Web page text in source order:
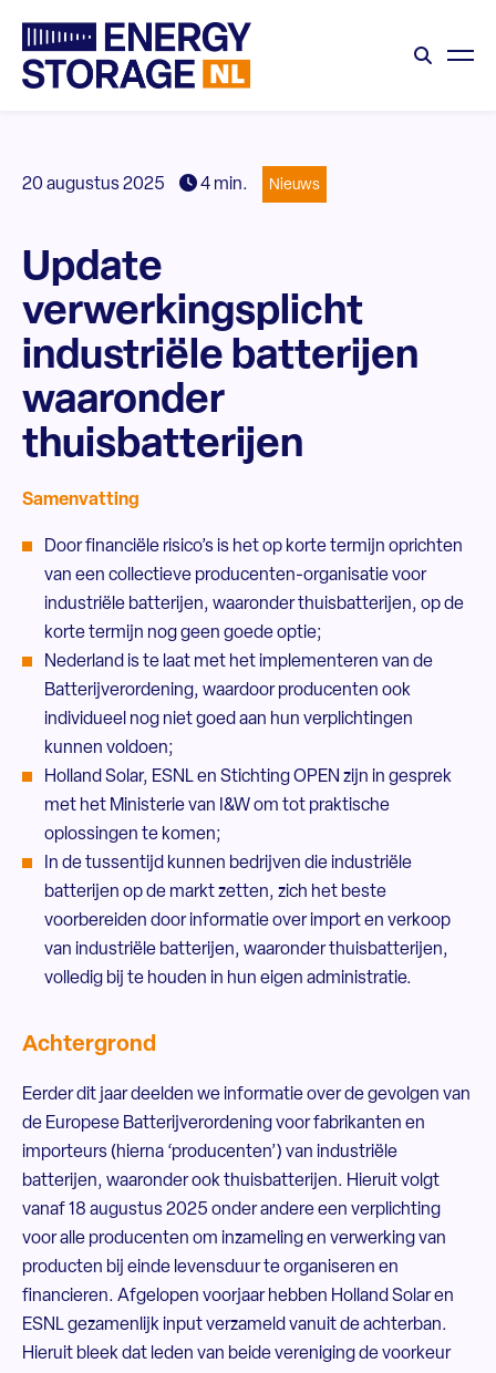
20 augustus 2025 4 min. Nieuws
Update
verwerkingsplicht
industriële batterijen
waaronder
thuisbatterijen
Samenvatting
Door financiële risico’s is het op korte termijn oprichten
van een collectieve producenten-organisatie voor
industriële batterijen, waaronder thuisbatterijen, op de
korte termijn nog geen goede optie;
Nederland is te laat met het implementeren van de
Batterijverordening, waardoor producenten ook
individueel nog niet goed aan hun verplichtingen
kunnen voldoen;
Holland Solar, ESNL en Stichting OPEN zijn in gesprek
met het Ministerie van I&W om tot praktische
oplossingen te komen;
In de tussentijd kunnen bedrijven die industriële
batterijen op de markt zetten, zich het beste
voorbereiden door informatie over import en verkoop
van industriële batterijen, waaronder thuisbatterijen,
volledig bij te houden in hun eigen administratie.
Achtergrond
Eerder dit jaar deelden we informatie over de gevolgen van
de Europese Batterijverordening voor fabrikanten en
importeurs (hierna ‘producenten’) van industriële
batterijen, waaronder ook thuisbatterijen. Hieruit volgt
vanaf 18 augustus 2025 onder andere een verplichting
voor alle producenten om inzameling en verwerking van
producten bij einde levensduur te organiseren en
financieren. Afgelopen voorjaar hebben Holland Solar en
ESNL gezamenlijk input verzameld vanuit de achterban.
Hieruit bleek dat leden van beide vereniging de voorkeur